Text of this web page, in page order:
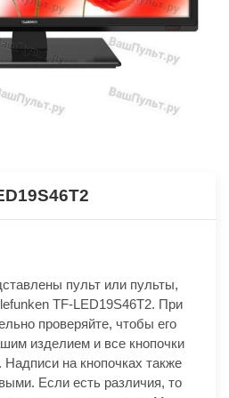
пульт или пульты,
TF-LED19S46T2. При
проверяйте, чтобы его
изделием и все кнопочки
на кнопочках также
Если есть различия, то